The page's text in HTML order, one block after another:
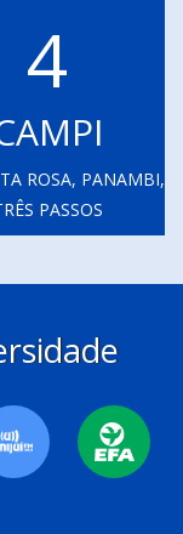
4
ROSA, PANAMBI,
PASSOS